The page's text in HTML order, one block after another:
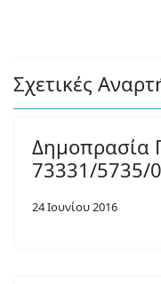
Σχετικές
Δημοπρασία
73331/5735/
24 Ιουνίου 2016